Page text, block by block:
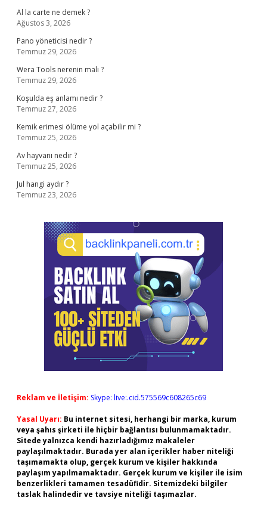
Al la carte ne demek ?
Ağustos 3, 2026
Pano yöneticisi nedir ?
Temmuz 29, 2026
Wera Tools nerenin malı ?
Temmuz 29, 2026
Koşulda eş anlamı nedir ?
Temmuz 27, 2026
Kemik erimesi ölüme yol açabilir mi ?
Temmuz 25, 2026
Av hayvanı nedir ?
Temmuz 25, 2026
Jul hangi aydır ?
Temmuz 23, 2026
Reklam ve İletişim: Skype: live:.cid.575569c608265c69
Yasal Uyarı: Bu internet sitesi, herhangi bir marka, kurum
veya şahıs şirketi ile hiçbir bağlantısı bulunmamaktadır.
Sitede yalnızca kendi hazırladığımız makaleler
paylaşılmaktadır. Burada yer alan içerikler haber niteliği
taşımamakta olup, gerçek kurum ve kişiler hakkında
paylaşım yapılmamaktadır. Gerçek kurum ve kişiler ile isim
benzerlikleri tamamen tesadüfidir. Sitemizdeki bilgiler
taslak halindedir ve tavsiye niteliği taşımazlar.